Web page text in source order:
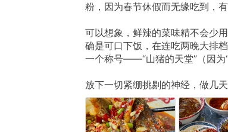
粉，因为春节休假而无缘吃到，
可以想象，鲜辣的菜味精不会少
确是可口下饭，在连吃两晚大排
一个称号——“山猪的天堂”（因为“
放下一切紧绷挑剔的神经，做几